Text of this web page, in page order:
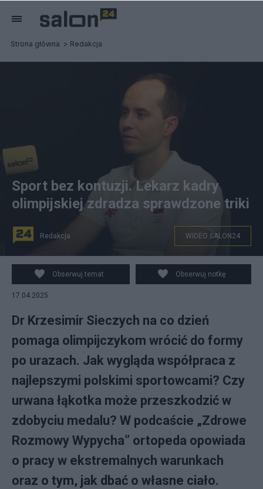
Strona główna Redakcja
fot. Salon24.pl ©
Sport bez kontuzji. Lekarz kadry
olimpijskiej zdradza sprawdzone triki
Redakcja WIDEO SALON24
Obserwuj temat Obserwuj notkę
17.04.2025
Dr Krzesimir Sieczych na co dzień
pomaga olimpijczykom wrócić do formy
po urazach. Jak wygląda współpraca z
najlepszymi polskimi sportowcami? Czy
urwana łąkotka może przeszkodzić w
zdobyciu medalu? W podcaście „Zdrowe
Rozmowy Wypycha” ortopeda opowiada
o pracy w ekstremalnych warunkach
oraz o tym, jak dbać o własne ciało.